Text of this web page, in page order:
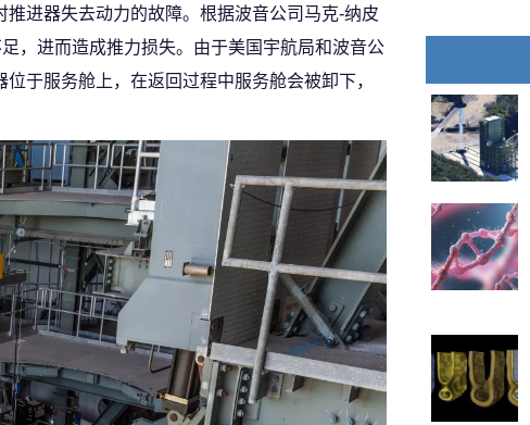
进器失去动力的故障。根据波音公司马克-纳皮
，进而造成推力损失。由于美国宇航局和波音公
于服务舱上，在返回过程中服务舱会被卸下，